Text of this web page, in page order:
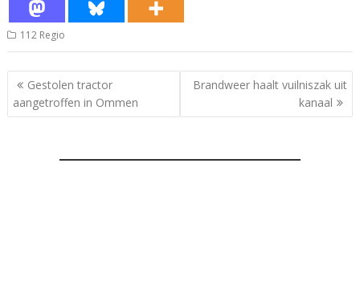
112 Regio
Bericht
navigatie
Gestolen tractor
aangetroffen in Ommen
Brandweer haalt vuilniszak uit
kanaal